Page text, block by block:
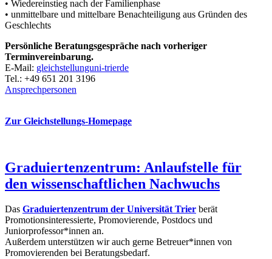
• Wiedereinstieg nach der Familienphase
• unmittelbare und mittelbare Benachteiligung aus Gründen des
Geschlechts
Persönliche Beratungsgespräche nach vorheriger
Terminvereinbarung.
E-Mail: gleichstellunguni-trierde
Tel.: +49 651 201 3196
Ansprechpersonen
Zur Gleichstellungs-Homepage
Graduiertenzentrum: Anlaufstelle für
den wissenschaftlichen Nachwuchs
Das Graduiertenzentrum der Universität Trier berät
Promotionsinteressierte, Promovierende, Postdocs und
Juniorprofessor*innen an.
Außerdem unterstützen wir auch gerne Betreuer*innen von
Promovierenden bei Beratungsbedarf.